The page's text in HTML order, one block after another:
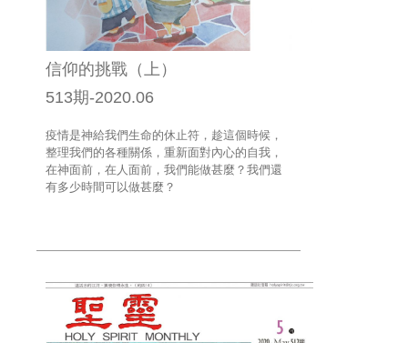
信仰的挑戰（上）
513期-2020.06
疫情是神給我們生命的休止符，趁這個時候，
整理我們的各種關係，重新面對內心的自我，
在神面前，在人面前，我們能做甚麼？我們還
有多少時間可以做甚麼？